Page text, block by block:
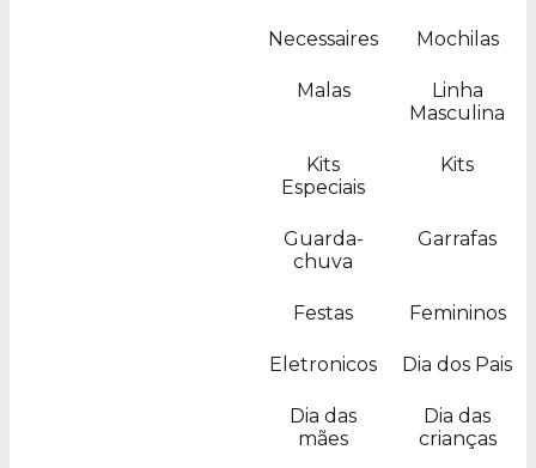
Necessaires Mochilas
Malas
Linha
Masculina
Kits
Especiais
Kits
Guarda-
chuva
Garrafas
Festas Femininos
Eletronicos Dia dos Pais
Dia das
mães
Dia das
crianças